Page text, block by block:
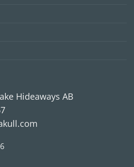
Hideaways AB